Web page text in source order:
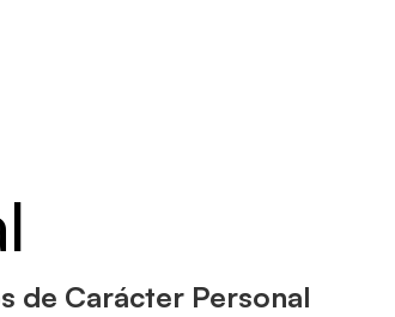
l
de Carácter Personal